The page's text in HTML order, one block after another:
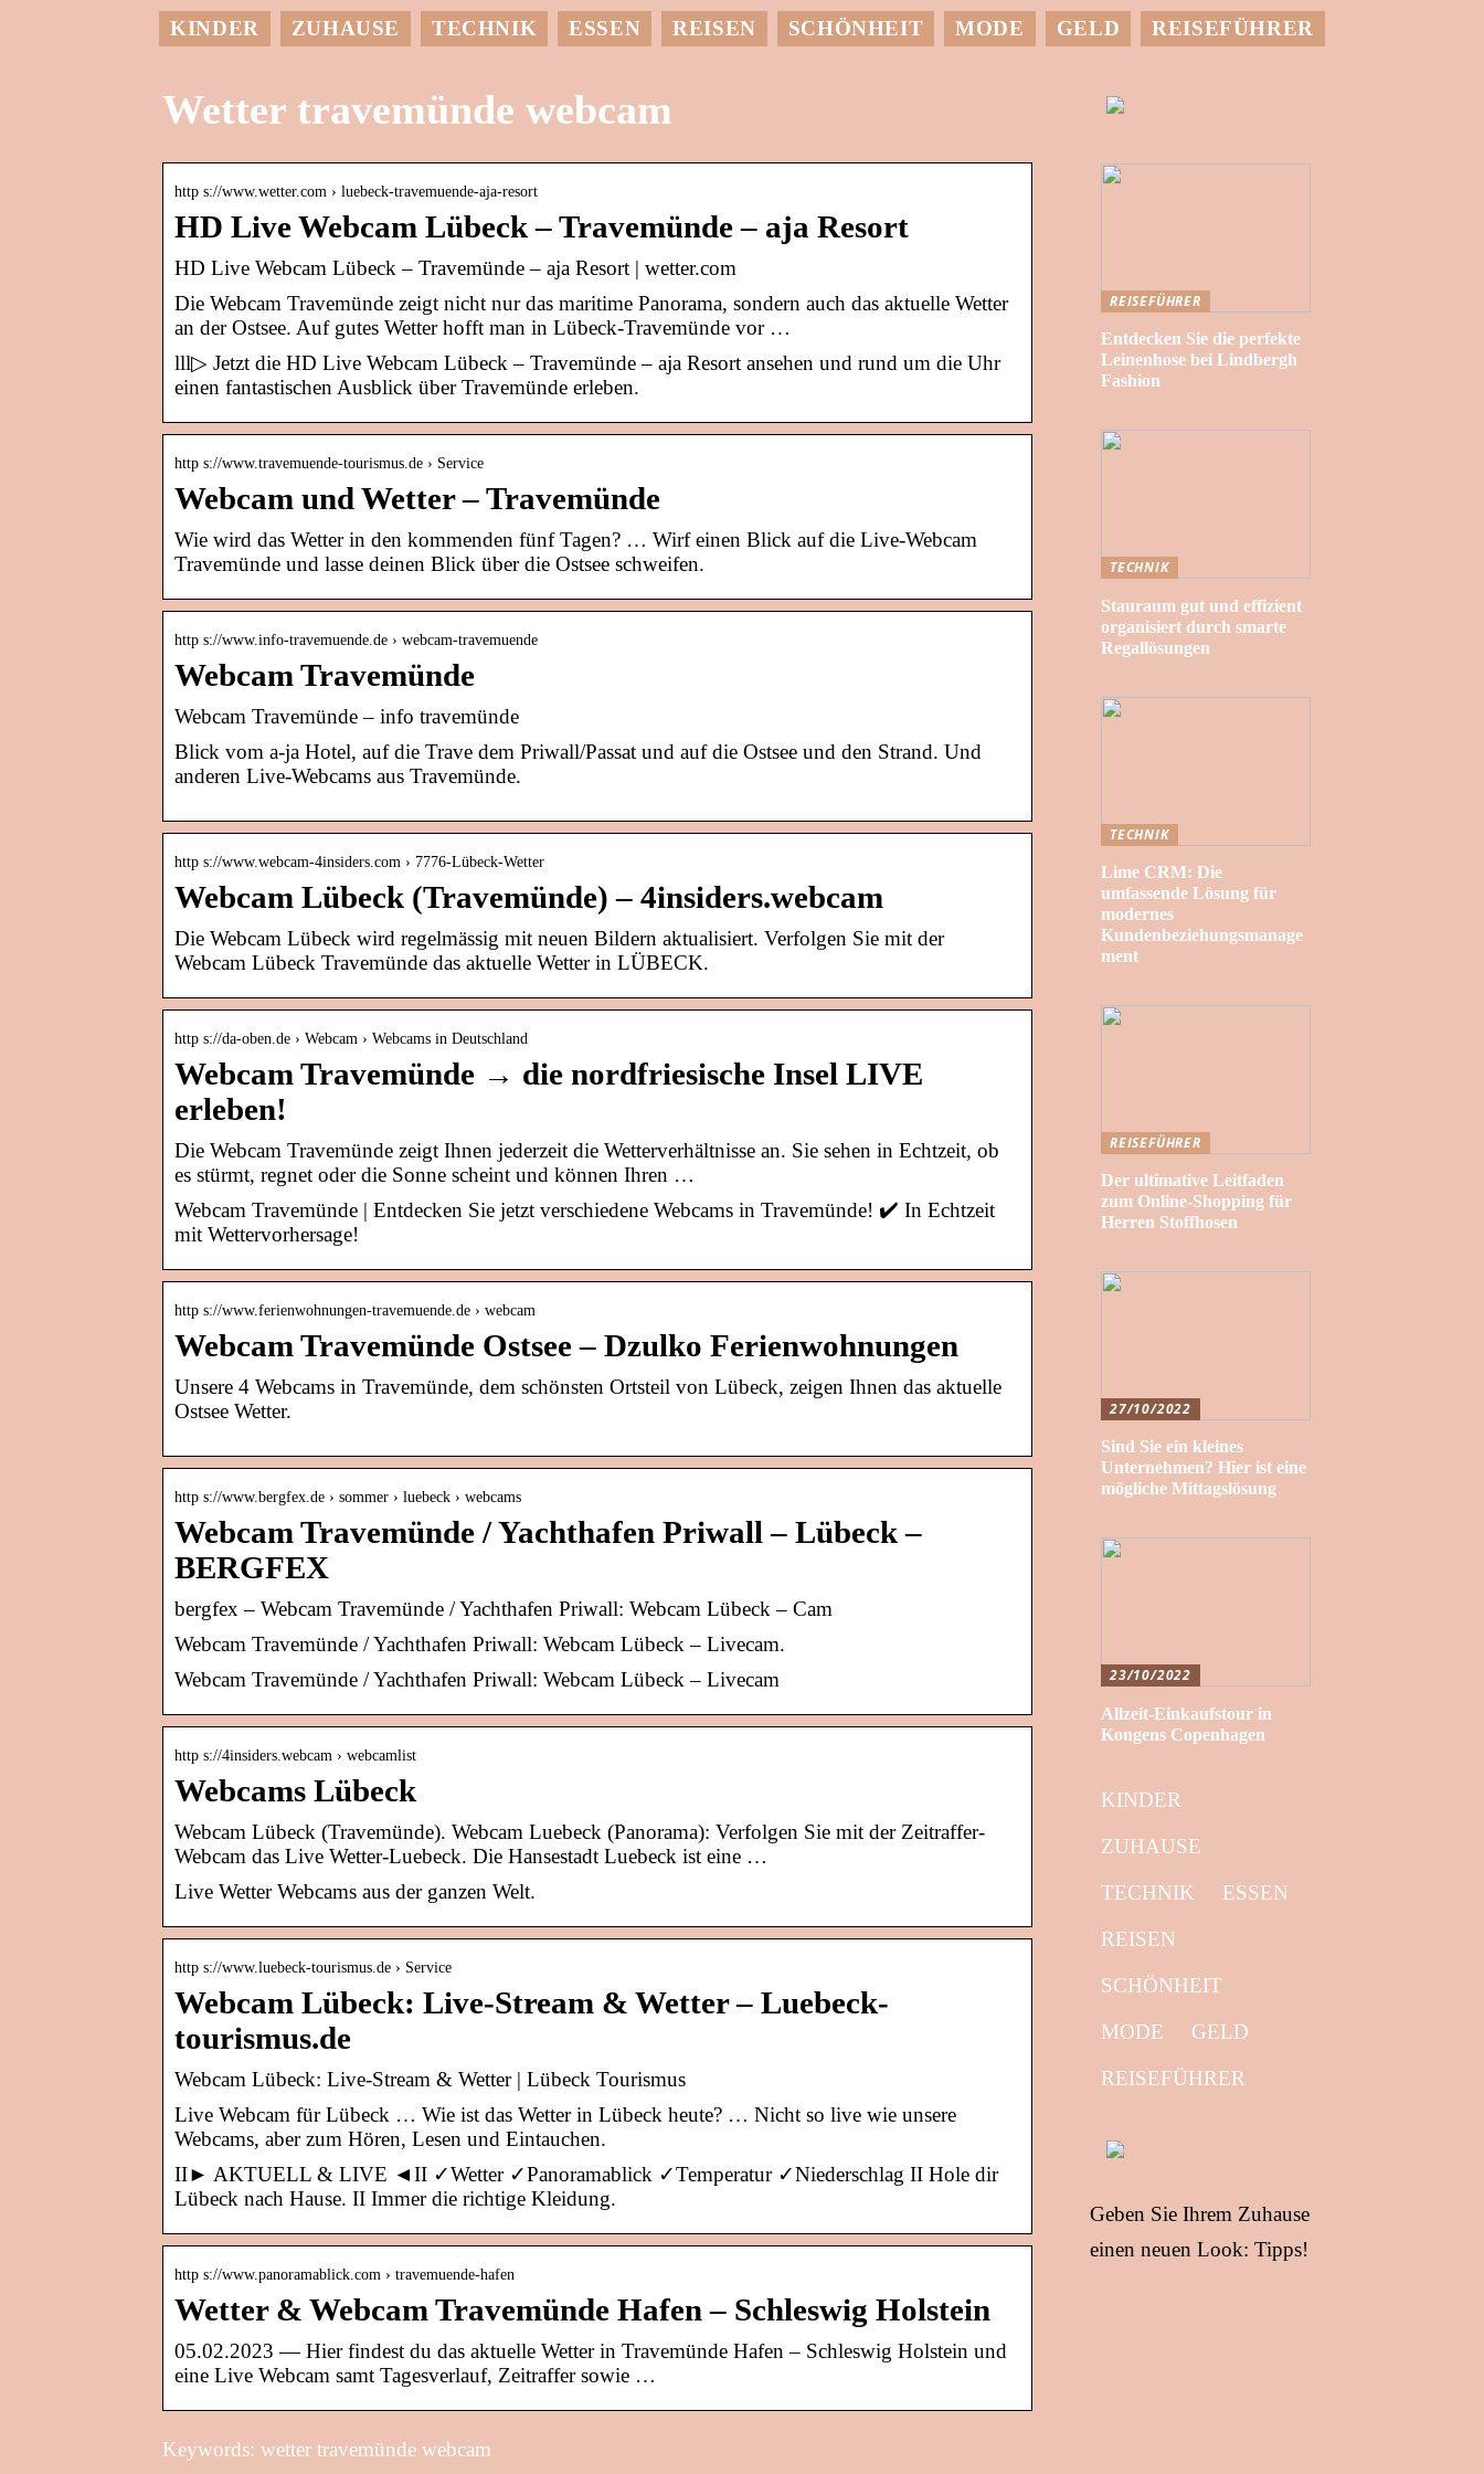
KINDER ZUHAUSE TECHNIK ESSEN REISEN SCHÖNHEIT MODE GELD REISEFÜHRER
Wetter travemünde webcam
http s://www.wetter.com › luebeck-travemuende-aja-resort
HD Live Webcam Lübeck – Travemünde – aja Resort
HD Live Webcam Lübeck – Travemünde – aja Resort | wetter.com
Die Webcam Travemünde zeigt nicht nur das maritime Panorama, sondern auch das aktuelle Wetter
an der Ostsee. Auf gutes Wetter hofft man in Lübeck-Travemünde vor …
lll▷ Jetzt die HD Live Webcam Lübeck – Travemünde – aja Resort ansehen und rund um die Uhr
einen fantastischen Ausblick über Travemünde erleben.
http s://www.travemuende-tourismus.de › Service
Webcam und Wetter – Travemünde
Wie wird das Wetter in den kommenden fünf Tagen? … Wirf einen Blick auf die Live-Webcam
Travemünde und lasse deinen Blick über die Ostsee schweifen.
http s://www.info-travemuende.de › webcam-travemuende
Webcam Travemünde
Webcam Travemünde – info travemünde
Blick vom a-ja Hotel, auf die Trave dem Priwall/Passat und auf die Ostsee und den Strand. Und
anderen Live-Webcams aus Travemünde.
http s://www.webcam-4insiders.com › 7776-Lübeck-Wetter
Webcam Lübeck (Travemünde) – 4insiders.webcam
Die Webcam Lübeck wird regelmässig mit neuen Bildern aktualisiert. Verfolgen Sie mit der
Webcam Lübeck Travemünde das aktuelle Wetter in LÜBECK.
http s://da-oben.de › Webcam › Webcams in Deutschland
Webcam Travemünde → die nordfriesische Insel LIVE
erleben!
Die Webcam Travemünde zeigt Ihnen jederzeit die Wetterverhältnisse an. Sie sehen in Echtzeit, ob
es stürmt, regnet oder die Sonne scheint und können Ihren …
Webcam Travemünde | Entdecken Sie jetzt verschiedene Webcams in Travemünde! ✔️ In Echtzeit
mit Wettervorhersage!
http s://www.ferienwohnungen-travemuende.de › webcam
Webcam Travemünde Ostsee – Dzulko Ferienwohnungen
Unsere 4 Webcams in Travemünde, dem schönsten Ortsteil von Lübeck, zeigen Ihnen das aktuelle
Ostsee Wetter.
http s://www.bergfex.de › sommer › luebeck › webcams
Webcam Travemünde / Yachthafen Priwall – Lübeck –
BERGFEX
bergfex – Webcam Travemünde / Yachthafen Priwall: Webcam Lübeck – Cam
Webcam Travemünde / Yachthafen Priwall: Webcam Lübeck – Livecam.
Webcam Travemünde / Yachthafen Priwall: Webcam Lübeck – Livecam
http s://4insiders.webcam › webcamlist
Webcams Lübeck
Webcam Lübeck (Travemünde). Webcam Luebeck (Panorama): Verfolgen Sie mit der Zeitraffer-
Webcam das Live Wetter-Luebeck. Die Hansestadt Luebeck ist eine …
Live Wetter Webcams aus der ganzen Welt.
http s://www.luebeck-tourismus.de › Service
Webcam Lübeck: Live-Stream & Wetter – Luebeck-
tourismus.de
Webcam Lübeck: Live-Stream & Wetter | Lübeck Tourismus
Live Webcam für Lübeck … Wie ist das Wetter in Lübeck heute? … Nicht so live wie unsere
Webcams, aber zum Hören, Lesen und Eintauchen.
II► AKTUELL & LIVE ◄II ✓Wetter ✓Panoramablick ✓Temperatur ✓Niederschlag II Hole dir
Lübeck nach Hause. II Immer die richtige Kleidung.
http s://www.panoramablick.com › travemuende-hafen
Wetter & Webcam Travemünde Hafen – Schleswig Holstein
05.02.2023 — Hier findest du das aktuelle Wetter in Travemünde Hafen – Schleswig Holstein und
eine Live Webcam samt Tagesverlauf, Zeitraffer sowie …
Keywords: wetter travemünde webcam
REISEFÜHRER
Entdecken Sie die perfekte
Leinenhose bei Lindbergh
Fashion
TECHNIK
Stauraum gut und effizient
organisiert durch smarte
Regallösungen
TECHNIK
Lime CRM: Die
umfassende Lösung für
modernes
Kundenbeziehungsmanage
ment
REISEFÜHRER
Der ultimative Leitfaden
zum Online-Shopping für
Herren Stoffhosen
27/10/2022
Sind Sie ein kleines
Unternehmen? Hier ist eine
mögliche Mittagslösung
23/10/2022
Allzeit-Einkaufstour in
Kongens Copenhagen
KINDER
ZUHAUSE
TECHNIK
ESSEN
REISEN
SCHÖNHEIT
MODE
GELD
REISEFÜHRER
Geben Sie Ihrem Zuhause
einen neuen Look: Tipps!